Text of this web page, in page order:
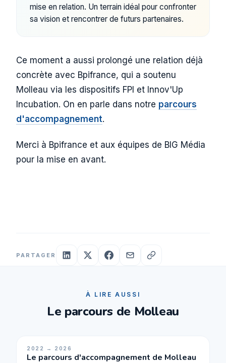
mise en relation. Un terrain idéal pour confronter
sa vision et rencontrer de futurs partenaires.
Ce moment a aussi prolongé une relation déjà
concrète avec Bpifrance, qui a soutenu
Molleau via les dispositifs FPI et Innov'Up
Incubation. On en parle dans notre parcours
d'accompagnement.
Merci à Bpifrance et aux équipes de BIG Média
pour la mise en avant.
PARTAGER
À LIRE AUSSI
Le parcours de Molleau
2022 → 2026
Le parcours d'accompagnement de Molleau